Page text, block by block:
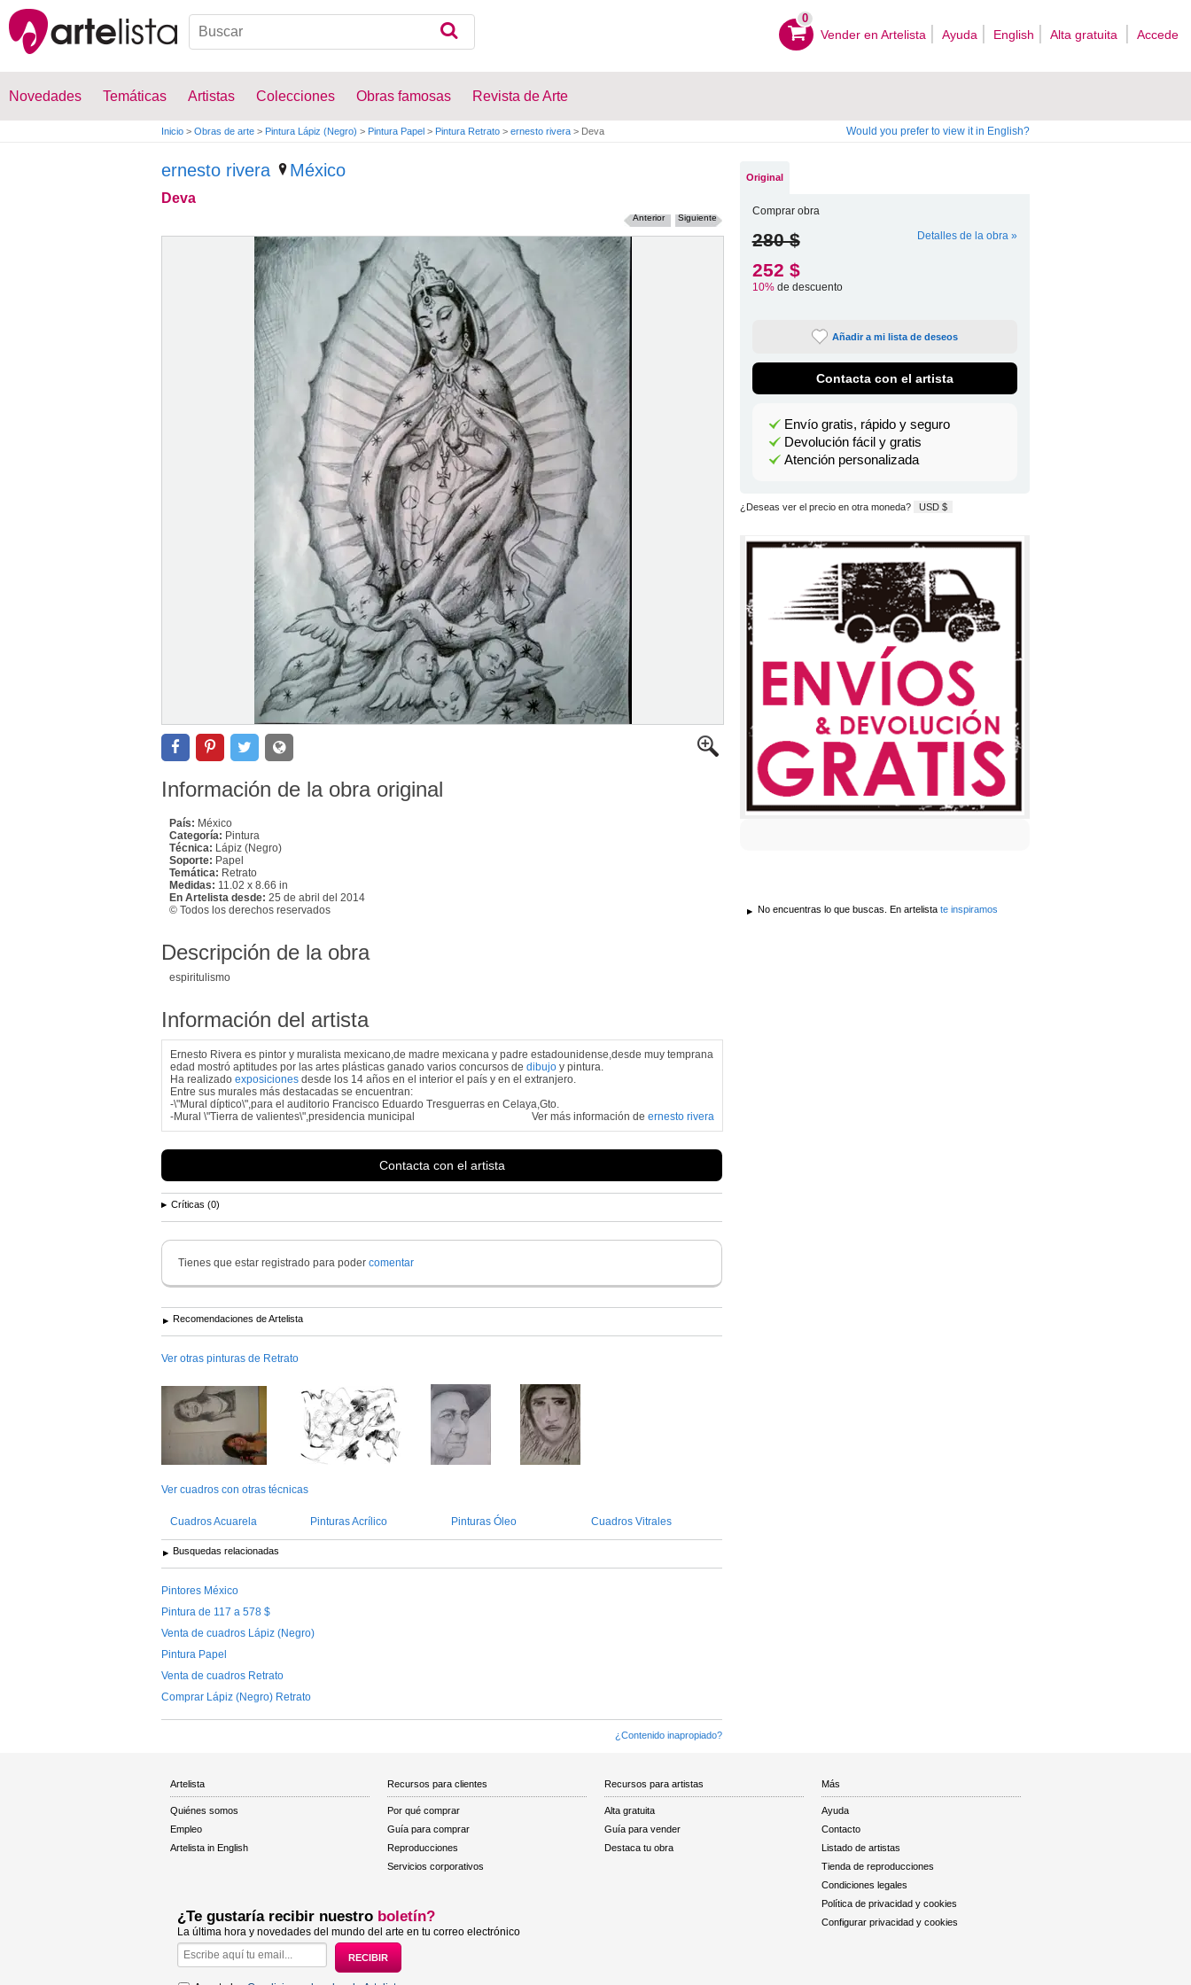
0
Vender en Artelista Ayuda English Alta gratuita Accede
Novedades Temáticas Artistas Colecciones Obras famosas Revista de Arte
Inicio > Obras de arte > Pintura Lápiz (Negro) > Pintura Papel > Pintura Retrato > ernesto rivera > Deva Would you prefer to view it in English?
ernesto rivera México
Deva
Siguiente
Anterior
Información de la obra original
País: México
Categoría: Pintura
Técnica: Lápiz (Negro)
Soporte: Papel
Temática: Retrato
Medidas: 11.02 x 8.66 in
En Artelista desde: 25 de abril del 2014
© Todos los derechos reservados
Descripción de la obra
espiritulismo
Información del artista
Ernesto Rivera es pintor y muralista mexicano,de madre mexicana y padre estadounidense,desde muy temprana
edad mostró aptitudes por las artes plásticas ganado varios concursos de dibujo y pintura.
Ha realizado exposiciones desde los 14 años en el interior el país y en el extranjero.
Entre sus murales más destacadas se encuentran:
-\"Mural díptico\",para el auditorio Francisco Eduardo Tresguerras en Celaya,Gto.
-Mural \"Tierra de valientes\",presidencia municipal
Ver más información de ernesto rivera
Contacta con el artista
Críticas (0)
Tienes que estar registrado para poder comentar
Recomendaciones de Artelista
Ver otras pinturas de Retrato
Ver cuadros con otras técnicas
Cuadros Acuarela Pinturas Acrílico Pinturas Óleo Cuadros Vitrales
Busquedas relacionadas
Pintores México
Pintura de 117 a 578 $
Venta de cuadros Lápiz (Negro)
Pintura Papel
Venta de cuadros Retrato
Comprar Lápiz (Negro) Retrato
¿Contenido inapropiado?
Original
Comprar obra
280 $ Detalles de la obra »
252 $
10%de descuento
Añadir a mi lista de deseos
Contacta con el artista
Envío gratis, rápido y seguro
Devolución fácil y gratis
Atención personalizada
¿Deseas ver el precio en otra moneda? USD $
No encuentras lo que buscas. En artelista te inspiramos
Artelista
Quiénes somos
Empleo
Artelista in English
Recursos para clientes
Por qué comprar
Guía para comprar
Reproducciones
Servicios corporativos
Recursos para artistas
Alta gratuita
Guía para vender
Destaca tu obra
Más
Ayuda
Contacto
Listado de artistas
Tienda de reproducciones
Condiciones legales
Política de privacidad y cookies
Configurar privacidad y cookies
¿Te gustaría recibir nuestro boletín?
La última hora y novedades del mundo del arte en tu correo electrónico